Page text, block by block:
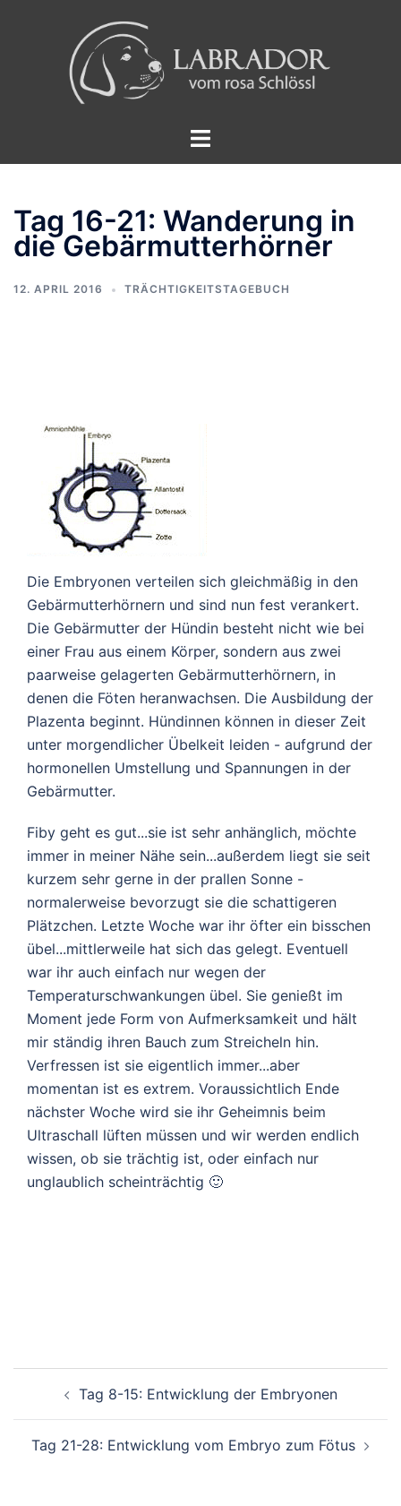
Menü
Tag 16-21: Wanderung in
die Gebärmutterhörner
12. APRIL 2016 TRÄCHTIGKEITSTAGEBUCH
Die Embryonen verteilen sich gleichmäßig in den
Gebärmutterhörnern und sind nun fest verankert.
Die Gebärmutter der Hündin besteht nicht wie bei
einer Frau aus einem Körper, sondern aus zwei
paarweise gelagerten Gebärmutterhörnern, in
denen die Föten heranwachsen. Die Ausbildung der
Plazenta beginnt. Hündinnen können in dieser Zeit
unter morgendlicher Übelkeit leiden - aufgrund der
hormonellen Umstellung und Spannungen in der
Gebärmutter.
Fiby geht es gut...sie ist sehr anhänglich, möchte
immer in meiner Nähe sein...außerdem liegt sie seit
kurzem sehr gerne in der prallen Sonne -
normalerweise bevorzugt sie die schattigeren
Plätzchen. Letzte Woche war ihr öfter ein bisschen
übel...mittlerweile hat sich das gelegt. Eventuell
war ihr auch einfach nur wegen der
Temperaturschwankungen übel. Sie genießt im
Moment jede Form von Aufmerksamkeit und hält
mir ständig ihren Bauch zum Streicheln hin.
Verfressen ist sie eigentlich immer...aber
momentan ist es extrem. Voraussichtlich Ende
nächster Woche wird sie ihr Geheimnis beim
Ultraschall lüften müssen und wir werden endlich
wissen, ob sie trächtig ist, oder einfach nur
unglaublich scheinträchtig 🙂
Beitragsnavigation
Tag 8-15: Entwicklung der Embryonen
Tag 21-28: Entwicklung vom Embryo zum Fötus